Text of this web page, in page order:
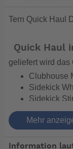
Tern Quick Haul
Quick Haul
geliefert wird das
Clubhouse
Sidekick
Sidekick
Duo Stand
Faltpedale
Glovebox
Hauler
Mehr
Information